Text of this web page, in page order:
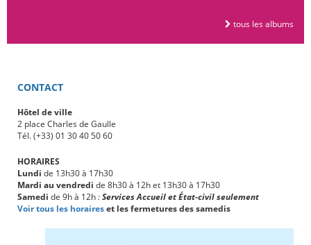
tous les albums
CONTACT
Hôtel de ville
2 place Charles de Gaulle
Tél. (+33) 01 30 40 50 60
HORAIRES
Lundi de 13h30 à 17h30
Mardi au vendredi de 8h30 à 12h et 13h30 à 17h30
Samedi de 9h à 12h:Services Accueil et État-civil seulement
Voir tous les horaireset les fermetures des samedis